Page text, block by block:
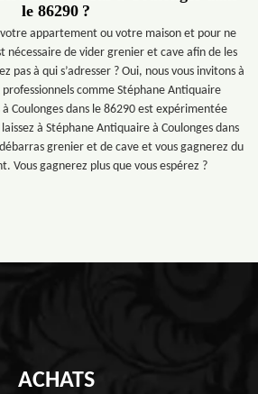
le 86290 ?
appartement ou votre maison et pour ne
nécessaire de vider grenier et cave afin de les
pas à qui s’adresser ? Oui, nous vous invitons à
comme Stéphane Antiquaire
Coulonges dans le 86290 est expérimentée
à Stéphane Antiquaire à Coulonges dans
grenier et de cave et vous gagnerez du
Vous gagnerez plus que vous espérez ?
ACHATS